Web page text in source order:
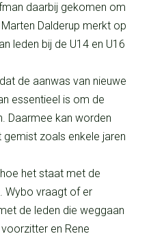
daarbij gekomen om
Dalderup merkt op
leden bij de U14 en U16
de aanwas van nieuwe
essentieel is om de
Daarmee kan worden
zoals enkele jaren
het staat met de
Wybo vraagt of er
de leden die weggaan
en Rene